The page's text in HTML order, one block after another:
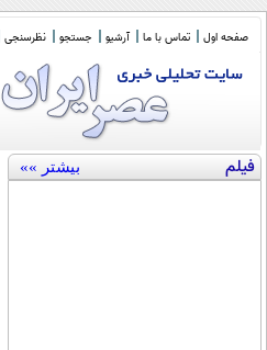
صفحه اول تماس با ما آرشیو جستجو نظرسنجی
فیلم بیشتر »»